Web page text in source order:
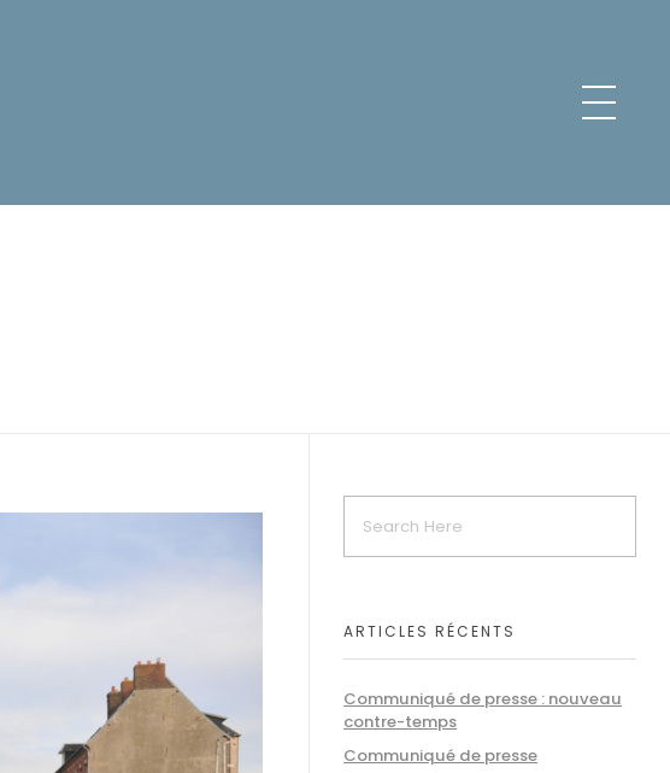
ARTICLES RÉCENTS
Communiqué de presse : nouveau
contre-temps
Communiqué de presse